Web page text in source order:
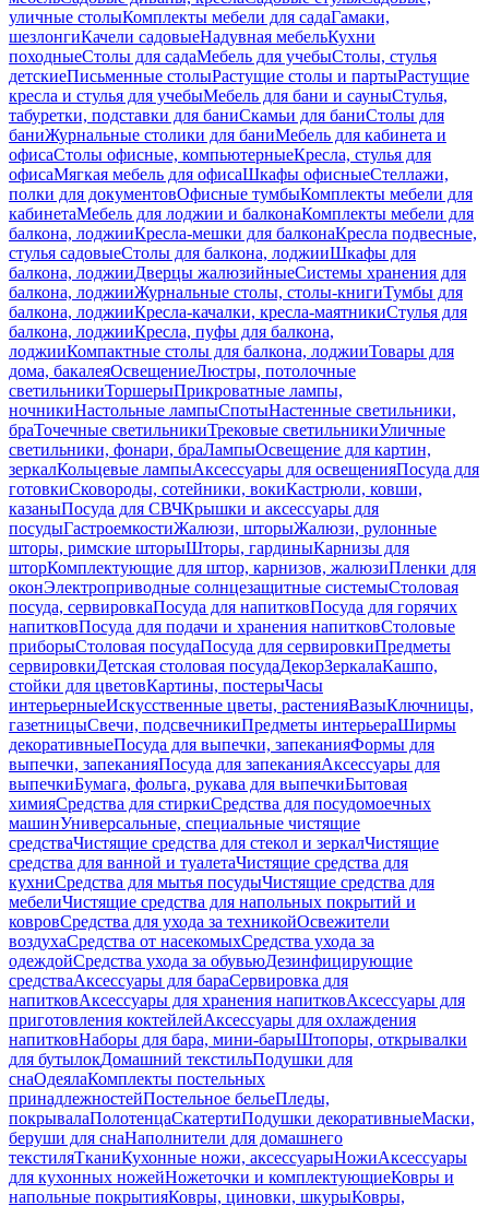
уличные столыКомплекты мебели для садаГамаки,
шезлонгиКачели садовыеНадувная мебельКухни
походныеСтолы для садаМебель для учебыСтолы, стулья
детскиеПисьменные столыРастущие столы и партыРастущие
кресла и стулья для учебыМебель для бани и сауныСтулья,
табуретки, подставки для баниСкамьи для баниСтолы для
баниЖурнальные столики для баниМебель для кабинета и
офисаСтолы офисные, компьютерныеКресла, стулья для
офисаМягкая мебель для офисаШкафы офисныеСтеллажи,
полки для документовОфисные тумбыКомплекты мебели для
кабинетаМебель для лоджии и балконаКомплекты мебели для
балкона, лоджииКресла-мешки для балконаКресла подвесные,
стулья садовыеСтолы для балкона, лоджииШкафы для
балкона, лоджииДверцы жалюзийныеСистемы хранения для
балкона, лоджииЖурнальные столы, столы-книгиТумбы для
балкона, лоджииКресла-качалки, кресла-маятникиСтулья для
балкона, лоджииКресла, пуфы для балкона,
лоджииКомпактные столы для балкона, лоджииТовары для
дома, бакалеяОсвещениеЛюстры, потолочные
светильникиТоршерыПрикроватные лампы,
ночникиНастольные лампыСпотыНастенные светильники,
браТочечные светильникиТрековые светильникиУличные
светильники, фонари, браЛампыОсвещение для картин,
зеркалКольцевые лампыАксессуары для освещенияПосуда для
готовкиСковороды, сотейники, вокиКастрюли, ковши,
казаныПосуда для СВЧКрышки и аксессуары для
посудыГастроемкостиЖалюзи, шторыЖалюзи, рулонные
шторы, римские шторыШторы, гардиныКарнизы для
шторКомплектующие для штор, карнизов, жалюзиПленки для
оконЭлектроприводные солнцезащитные системыСтоловая
посуда, сервировкаПосуда для напитковПосуда для горячих
напитковПосуда для подачи и хранения напитковСтоловые
приборыСтоловая посудаПосуда для сервировкиПредметы
сервировкиДетская столовая посудаДекорЗеркалаКашпо,
стойки для цветовКартины, постерыЧасы
интерьерныеИскусственные цветы, растенияВазыКлючницы,
газетницыСвечи, подсвечникиПредметы интерьераШирмы
декоративныеПосуда для выпечки, запеканияФормы для
выпечки, запеканияПосуда для запеканияАксессуары для
выпечкиБумага, фольга, рукава для выпечкиБытовая
химияСредства для стиркиСредства для посудомоечных
машинУниверсальные, специальные чистящие
средстваЧистящие средства для стекол и зеркалЧистящие
средства для ванной и туалетаЧистящие средства для
кухниСредства для мытья посудыЧистящие средства для
мебелиЧистящие средства для напольных покрытий и
ковровСредства для ухода за техникойОсвежители
воздухаСредства от насекомыхСредства ухода за
одеждойСредства ухода за обувьюДезинфицирующие
средстваАксессуары для бараСервировка для
напитковАксессуары для хранения напитковАксессуары для
приготовления коктейлейАксессуары для охлаждения
напитковНаборы для бара, мини-барыШтопоры, открывалки
для бутылокДомашний текстильПодушки для
снаОдеялаКомплекты постельных
принадлежностейПостельное бельеПледы,
покрывалаПолотенцаСкатертиПодушки декоративныеМаски,
беруши для снаНаполнители для домашнего
текстиляТканиКухонные ножи, аксессуарыНожиАксессуары
для кухонных ножейНожеточки и комплектующиеКовры и
напольные покрытияКовры, циновки, шкурыКовры,